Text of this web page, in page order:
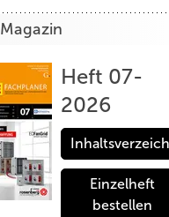
Magazin
Heft 07-
2026
Einzelheft
bestellen